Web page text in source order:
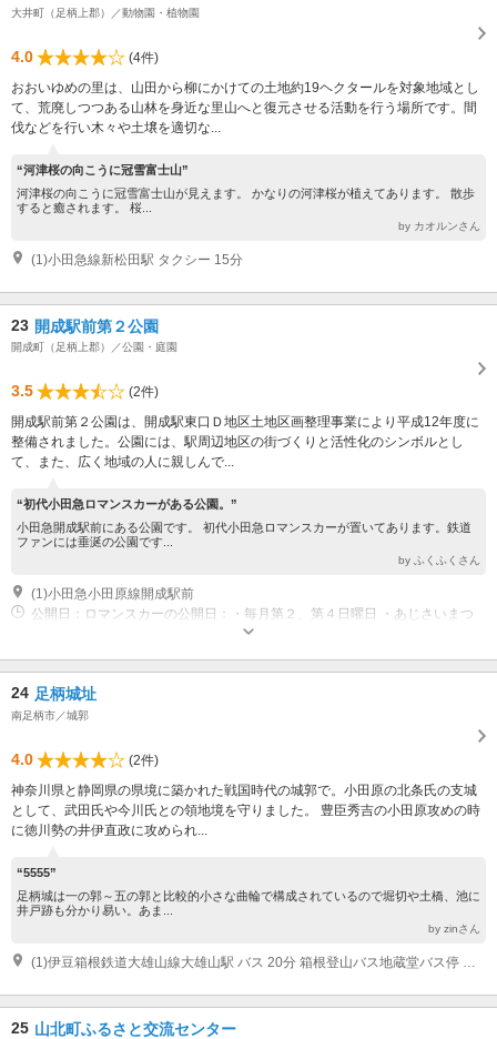
大井町（足柄上郡）／動物園・植物園
4.0
(4件)
おおいゆめの里は、山田から柳にかけての土地約19ヘクタールを対象地域とし
て、荒廃しつつある山林を身近な里山へと復元させる活動を行う場所です。間
伐などを行い木々や土壌を適切な...
“河津桜の向こうに冠雪富士山”
河津桜の向こうに冠雪富士山が見えます。 かなりの河津桜が植えてあります。 散歩
すると癒されます。 桜...
by カオルンさん
(1)小田急線新松田駅 タクシー 15分
23 開成駅前第２公園
開成町（足柄上郡）／公園・庭園
3.5
(2件)
開成駅前第２公園は、開成駅東口Ｄ地区土地区画整理事業により平成12年度に
整備されました。公園には、駅周辺地区の街づくりと活性化のシンボルとし
て、また、広く地域の人に親しんで...
“初代小田急ロマンスカーがある公園。”
小田急開成駅前にある公園です。 初代小田急ロマンスカーが置いてあります。鉄道
ファンには垂涎の公園です...
by ふくふくさん
(1)小田急小田原線開成駅前
公開日：ロマンスカーの公開日：・毎月第２、第４日曜日 ・あじさいまつ
り期間中毎日 ・その他臨時公開あり 見学時間：10：00～15：00
24 足柄城址
南足柄市／城郭
4.0
(2件)
神奈川県と静岡県の県境に築かれた戦国時代の城郭で。小田原の北条氏の支城
として、武田氏や今川氏との領地境を守りました。 豊臣秀吉の小田原攻めの時
に徳川勢の井伊直政に攻められ...
“5555”
足柄城は一の郭～五の郭と比較的小さな曲輪で構成されているので堀切や土橋、池に
井戸跡も分かり易い。あま...
by zinさん
(1)伊豆箱根鉄道大雄山線大雄山駅 バス 20分 箱根登山バス地蔵堂バス停 徒歩 60分
25 山北町ふるさと交流センター